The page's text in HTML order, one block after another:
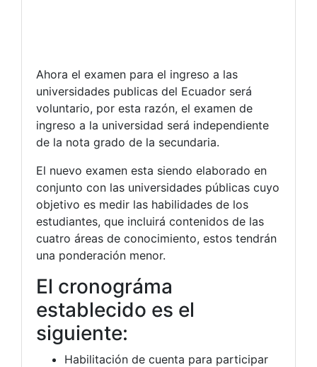
Ahora el examen para el ingreso a las
universidades publicas del Ecuador será
voluntario, por esta razón, el examen de
ingreso a la universidad será independiente
de la nota grado de la secundaria.
El nuevo examen esta siendo elaborado en
conjunto con las universidades públicas cuyo
objetivo es medir las habilidades de los
estudiantes, que incluirá contenidos de las
cuatro áreas de conocimiento, estos tendrán
una ponderación menor.
El cronográma
establecido es el
siguiente:
Habilitación de cuenta para participar